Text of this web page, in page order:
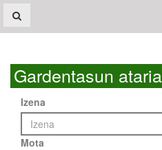
Gardentasun ataria
Izena
Mota